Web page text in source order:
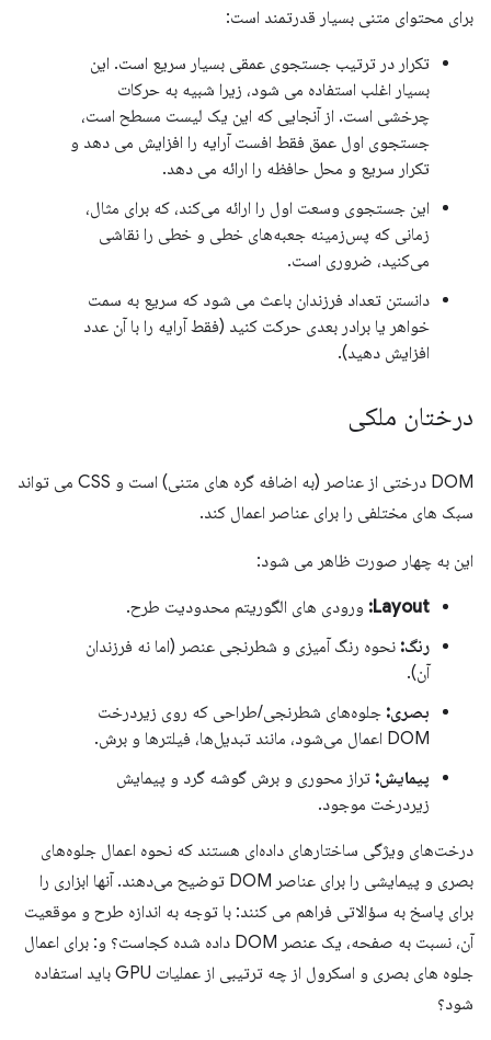
برای محتوای متنی بسیار قدرتمند است:
تکرار در ترتیب جستجوی عمقی بسیار سریع است. این
بسیار اغلب استفاده می شود، زیرا شبیه به حرکات
چرخشی است. از آنجایی که این یک لیست مسطح است،
جستجوی اول عمق فقط افست آرایه را افزایش می دهد و
تکرار سریع و محل حافظه را ارائه می دهد.
این جستجوی وسعت اول را ارائه می‌کند، که برای مثال،
زمانی که پس‌زمینه جعبه‌های خطی و خطی را نقاشی
می‌کنید، ضروری است.
دانستن تعداد فرزندان باعث می شود که سریع به سمت
خواهر یا برادر بعدی حرکت کنید (فقط آرایه را با آن عدد
افزایش دهید).
درختان ملکی
DOM درختی از عناصر (به اضافه گره های متنی) است و CSS می تواند
سبک های مختلفی را برای عناصر اعمال کند.
این به چهار صورت ظاهر می شود:
Layout: ورودی های الگوریتم محدودیت طرح.
رنگ: نحوه رنگ آمیزی و شطرنجی عنصر (اما نه فرزندان
آن).
بصری: جلوه‌های شطرنجی/طراحی که روی زیردرخت
DOM اعمال می‌شود، مانند تبدیل‌ها، فیلترها و برش.
پیمایش: تراز محوری و برش گوشه گرد و پیمایش
زیردرخت موجود.
درخت‌های ویژگی ساختارهای داده‌ای هستند که نحوه اعمال جلوه‌های
بصری و پیمایشی را برای عناصر DOM توضیح می‌دهند. آنها ابزاری را
برای پاسخ به سؤالاتی فراهم می کنند: با توجه به اندازه طرح و موقعیت
آن، نسبت به صفحه، یک عنصر DOM داده شده کجاست؟ و: برای اعمال
جلوه های بصری و اسکرول از چه ترتیبی از عملیات GPU باید استفاده
شود؟